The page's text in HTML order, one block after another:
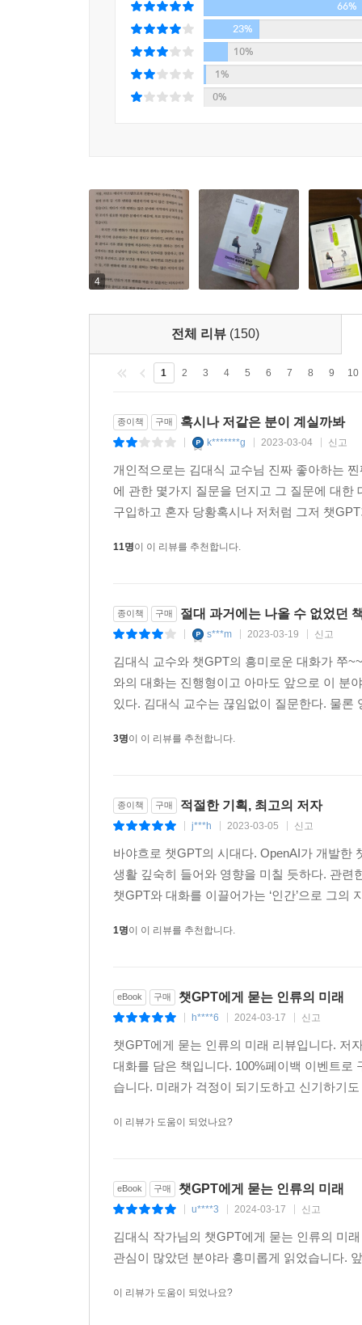
---「에필로그Ⅱ: 기계와의 대화를 마무리하며」중에서
것이다. 빅데이터로 학습한 결과니까 으레 ‘정답
관련하여 2023년 2월에는 대한민국 모 의원실에
양곡법의 명백한 부작용을 이미 예고했다”라
아니더라도 많은 사람들이 챗GPT에게, 그리고 인
빅데이터를 기반으로 다른 텍스트, 학습 소스 등에
그래서 챗GPT에게 질문할 때, 질문자는 한편으
의미의 질문이라도 약간의 어휘 차이에 따라
주기도 한다. 이것이 우리가 챗GPT에게 ‘정답’
김대식은 이 책을 통하여 “챗GPT는 ○○○○다”라
통해 챗GPT를 위시한 생성인공지능의 작동 방식을
어떻게 활용해야 잘 한다고 소문이 날까
“사랑을 느끼기 위해서는 육체가 꼭 필요할까?”
“사랑과 이와 관련된 신체 감각을 느끼는 능력은
물리적 육체가 없는 객체의 경우에는 사람이 느끼
저자가 챗GPT와 나눈 대화의 한 대목이다.
다르겠지만, 아무리 육체적 사랑을 중요시하는
이 어려운 일을 아무렇지도 않게 해내는 것이 바
알고리즘에 따라서 입력값에 맞는 대답을
기억해줄래?”라고 묻는 질문에 챗GPT는 무미
단어들과 ‘확률적으로’ 가장 잘 ‘어울리는’ 문장
인류가 지금껏 인터넷에 모아온 온갖 문장과 생
얻었다. 그것도 이 보물창고에 무엇이 들어 있는
분석심리학의 창시자 카를 구스타프 융(Carl
이전에 가시화된 ‘집단 의식’을 데이터로써 마주
때 얼마나 폭발적인 결과물을 만들어낼 것인지
직관적이고 명쾌한 지름길이 될 것이다.
66%
23%
10%
1%
0%
4
전체 리뷰 (150)
1 2 3 4 5 6 7 8 9 10
종이책 구매 혹시나 저같은 분이 계실까봐
k*******g 2023-03-04 신고
개인적으로는 김대식 교수님 진짜 좋아하는
에 관한 몇가지 질문을 던지고 그 질문에 대
구입하고 혼자 당황혹시나 저처럼 그저 챗
11명이 이 리뷰를 추천합니다.
종이책 구매 절대 과거에는 나올 수 없었던
s***m 2023-03-19 신고
김대식 교수와 챗GPT의 흥미로운 대화가 쭈
와의 대화는 진행형이고 아마도 앞으로 이 분
있다. 김대식 교수는 끊임없이 질문한다. 물
3명이 이 리뷰를 추천합니다.
종이책 구매 적절한 기획, 최고의 저자
j***h 2023-03-05 신고
바야흐로 챗GPT의 시대다. OpenAI가 개발한
생활 깊숙히 들어와 영향을 미칠 듯하다. 관련
챗GPT와 대화를 이끌어가는 ‘인간’으로 그
1명이 이 리뷰를 추천합니다.
eBook 구매 챗GPT에게 묻는 인류의 미래
h****6 2024-03-17 신고
챗GPT에게 묻는 인류의 미래 리뷰입니다. 저
대화를 담은 책입니다. 100%페이백 이벤트로
습니다. 미래가 걱정이 되기도하고 신기하기
이 리뷰가 도움이 되었나요?
eBook 구매 챗GPT에게 묻는 인류의 미래
u****3 2024-03-17 신고
김대식 작가님의 챗GPT에게 묻는 인류의 미
관심이 많았던 분야라 흥미롭게 읽었습니다.
이 리뷰가 도움이 되었나요?